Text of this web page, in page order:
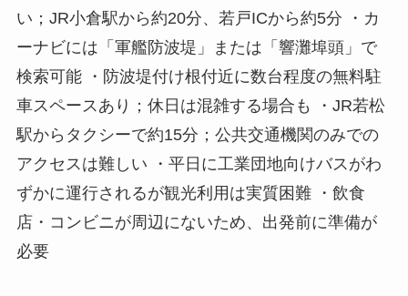
い；JR小倉駅から約20分、若戸ICから約5分 ・カ
ーナビには「軍艦防波堤」または「響灘埠頭」で
検索可能 ・防波堤付け根付近に数台程度の無料駐
車スペースあり；休日は混雑する場合も ・JR若松
駅からタクシーで約15分；公共交通機関のみでの
アクセスは難しい ・平日に工業団地向けバスがわ
ずかに運行されるが観光利用は実質困難 ・飲食
店・コンビニが周辺にないため、出発前に準備が
必要